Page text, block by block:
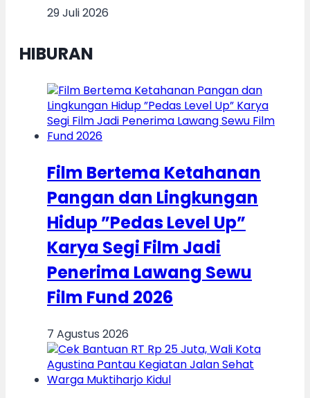
29 Juli 2026
HIBURAN
Film Bertema Ketahanan
Pangan dan Lingkungan
Hidup ”Pedas Level Up”
Karya Segi Film Jadi
Penerima Lawang Sewu
Film Fund 2026
7 Agustus 2026